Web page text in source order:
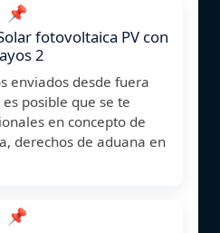
📌
fotovoltaica PV con
2
enviados desde fuera
posible que se te
en concepto de
derechos de aduana en
📌